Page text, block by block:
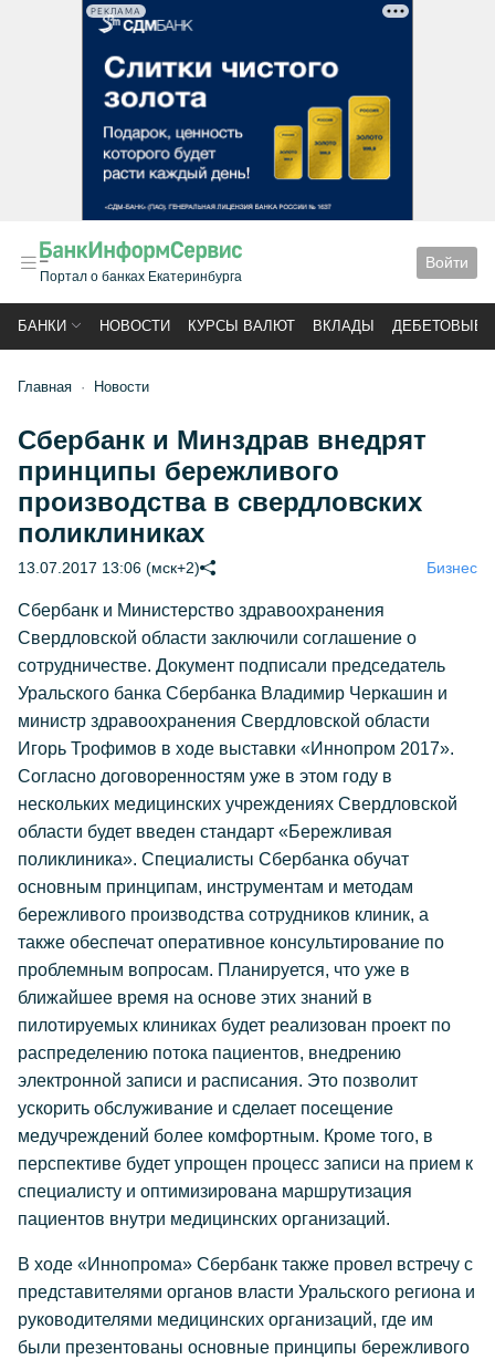
РЕКЛАМА
Портал о банках Екатеринбурга
Войти
БАНКИ НОВОСТИ КУРСЫ ВАЛЮТ ВКЛАДЫ ДЕБЕТОВЫЕ
Главная Новости
Сбербанк и Минздрав внедрят
принципы бережливого
производства в свердловских
поликлиниках
13.07.2017 13:06 (мск+2) Бизнес
Сбербанк и Министерство здравоохранения
Свердловской области заключили соглашение о
сотрудничестве. Документ подписали председатель
Уральского банка Сбербанка Владимир Черкашин и
министр здравоохранения Свердловской области
Игорь Трофимов в ходе выставки «Иннопром 2017».
Согласно договоренностям уже в этом году в
нескольких медицинских учреждениях Свердловской
области будет введен стандарт «Бережливая
поликлиника». Специалисты Сбербанка обучат
основным принципам, инструментам и методам
бережливого производства сотрудников клиник, а
также обеспечат оперативное консультирование по
проблемным вопросам. Планируется, что уже в
ближайшее время на основе этих знаний в
пилотируемых клиниках будет реализован проект по
распределению потока пациентов, внедрению
электронной записи и расписания. Это позволит
ускорить обслуживание и сделает посещение
медучреждений более комфортным. Кроме того, в
перспективе будет упрощен процесс записи на прием к
специалисту и оптимизирована маршрутизация
пациентов внутри медицинских организаций.
В ходе «Иннопрома» Сбербанк также провел встречу с
представителями органов власти Уральского региона и
руководителями медицинских организаций, где им
были презентованы основные принципы бережливого